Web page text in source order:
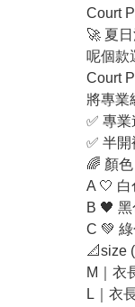
Court
🚀 夏
呢個款
Court
將專業
✅ 專
✅ 半
🌈 顏色
A 🤍 白
B 🖤
C 💚
📐size
M｜衣
L｜衣